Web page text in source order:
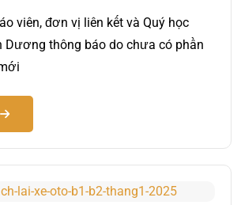
viên, đơn vị liên kết và Quý học
Dương thông báo do chưa có phần